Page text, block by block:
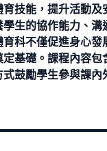
技能，提升活動
生的協作能力、
科不僅促進身心
基礎。課程內容包
鼓勵學生參與課